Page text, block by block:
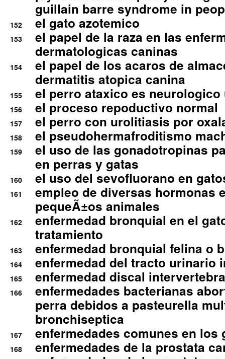
guillain barre syndrome in
152 el gato azotemico
153
el papel de la raza en las
dermatologicas caninas
154
el papel de los acaros de
dermatitis atopica canina
155 el perro ataxico es
156 el proceso repoductivo normal
157 el perro con urolitiasis por
158 el pseudohermafroditismo
159
el uso de las gonadotropinas
en perras y gatas
160 el uso del sevofluorano en
161
empleo de diversas hormonas
pequeÃ±os animales
162
enfermedad bronquial en el
tratamiento
163 enfermedad bronquial felina o
164 enfermedad del tracto urinario
165 enfermedad discal
166
enfermedades bacterianas
perra debidos a pasteurella
bronchiseptica
167 enfermedades comunes en los
168 enfermedades de la prostata